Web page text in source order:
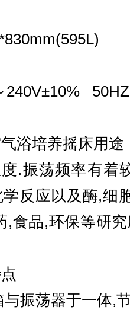
240V±10%
浴培养摇床用途
.振荡频率有着
反应以及酶,细
,食品,环保等研
振荡器于一体,